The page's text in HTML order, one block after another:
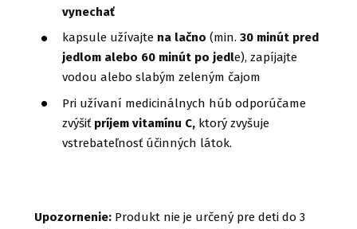
vynechať
kapsule užívajte na lačno (min. 30 minút pred
jedlom alebo 60 minút po jedle), zapíjajte
vodou alebo slabým zeleným čajom
Pri užívaní medicinálnych húb odporúčame
zvýšiť príjem vitamínu C,ktorý zvyšuje
vstrebateľnosť účinných látok.
Upozornenie:Produkt nie je určený pre deti do 3